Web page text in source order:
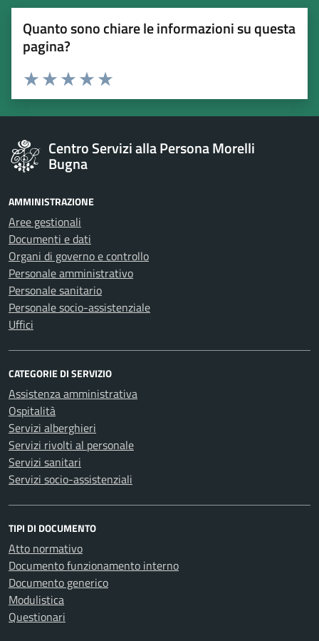
Quanto sono chiare le informazioni su questa
pagina?
Esprimi una valutazione
Valuta 5 stelle su 5
Valuta 4 stelle su 5
Valuta 3 stelle su 5
Valuta 2 stelle su 5
Valuta 1 stelle su 5
Centro Servizi alla Persona Morelli
Bugna
AMMINISTRAZIONE
Aree gestionali
Documenti e dati
Organi di governo e controllo
Personale amministrativo
Personale sanitario
Personale socio-assistenziale
Uffici
CATEGORIE DI SERVIZIO
Assistenza amministrativa
Ospitalità
Servizi alberghieri
Servizi rivolti al personale
Servizi sanitari
Servizi socio-assistenziali
TIPI DI DOCUMENTO
Atto normativo
Documento funzionamento interno
Documento generico
Modulistica
Questionari